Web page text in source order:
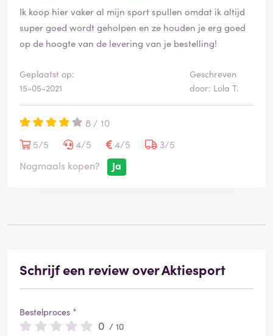
Ik koop hier vaker al mijn sport spullen omdat ik altijd
super goed wordt geholpen en ze houden je erg goed
op de hoogte van de levering van je bestelling!
Geplaatst op:
15-05-2021
Geschreven
door: Lola T.
8 / 10
5/5
4/5 4/5
3/5
Nogmaals kopen?
Ja
Schrijf een review over Aktiesport
Bestelproces *
0 / 10